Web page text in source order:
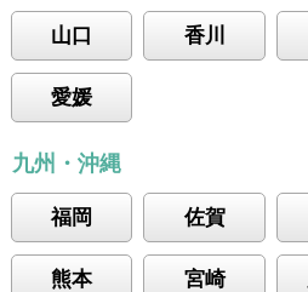
山口 香川
愛媛
九州・沖縄
福岡 佐賀
熊本 宮崎